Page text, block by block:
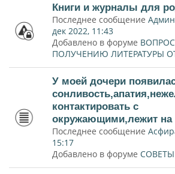
Книги и журналы для
Последнее сообщение
дек 2022, 11:43
Добавлено в форуме
ПОЛУЧЕНИЮ ЛИТЕРАТУРЫ
У моей дочери
контактировать с
окружающими,лежит на
Последнее сообщение
15:17
Добавлено в форуме